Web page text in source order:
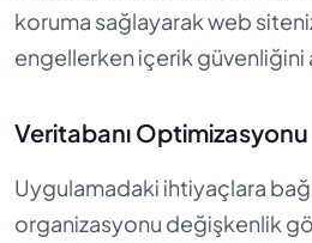
koruma sağlayarak web
engellerken içerik güvenliğini
Veritabanı Optimizasyonu
Uygulamadaki ihtiyaçlara
organizasyonu değişkenlik